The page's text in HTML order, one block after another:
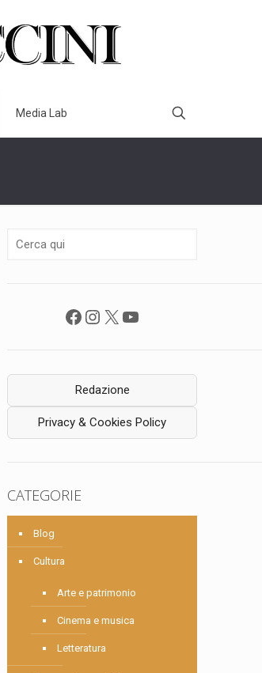
Media Lab
Facebook
Instagram
X YouTube
Redazione
Privacy & Cookies Policy
CATEGORIE
Blog
Cultura
Arte e patrimonio
Cinema e musica
Letteratura